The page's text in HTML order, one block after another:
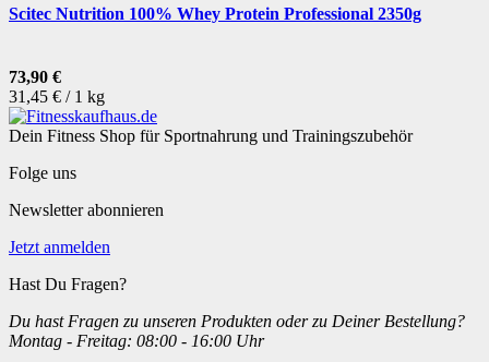
Scitec Nutrition 100% Whey Protein Professional 2350g
73,90 €
31,45 € / 1 kg
Dein Fitness Shop für Sportnahrung und Trainingszubehör
Folge uns
Newsletter abonnieren
Jetzt anmelden
Hast Du Fragen?
Du hast Fragen zu unseren Produkten oder zu Deiner Bestellung?
Montag - Freitag: 08:00 - 16:00 Uhr